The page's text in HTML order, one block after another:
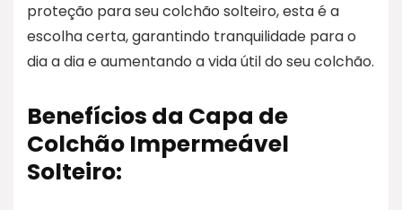
proteção para seu colchão solteiro, esta é a
escolha certa, garantindo tranquilidade para o
dia a dia e aumentando a vida útil do seu colchão.
Benefícios da Capa de
Colchão Impermeável
Solteiro: